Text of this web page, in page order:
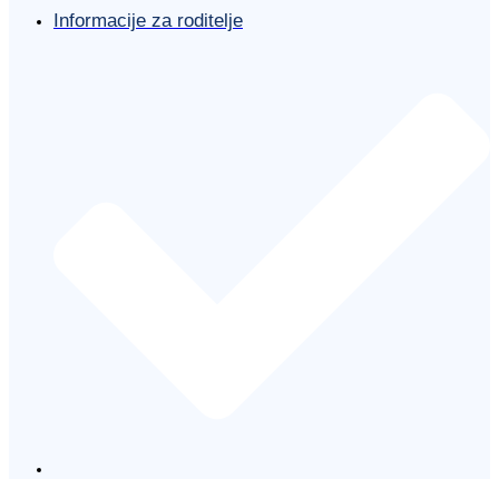
Informacije za roditelje